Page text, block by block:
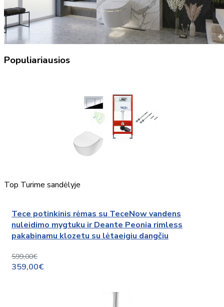
Populiariausios
Top Turime sandėlyje
Tece potinkinis rėmas su TeceNow vandens
nuleidimo mygtuku ir Deante Peonia rimless
pakabinamu klozetu su lėtaeigiu dangčiu
599,00€
359,00€